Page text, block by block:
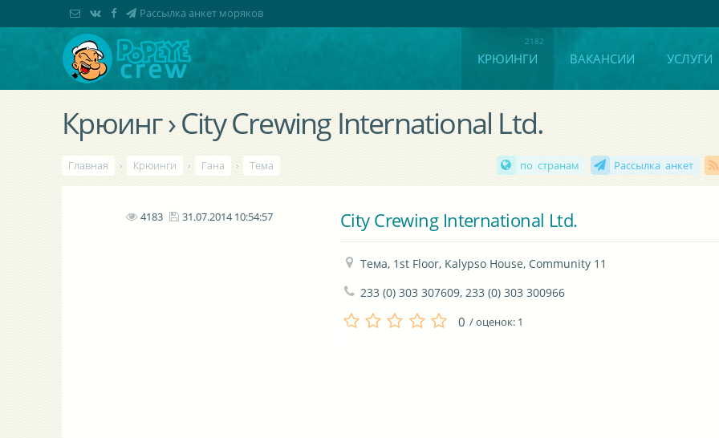
КРЮИНГИ ВАКАНСИИ УСЛУГИ
Крюинг › City Crewing International Ltd.
Главная › Крюинги › Гана › Тема по странам Рассылка анкет
4183 31.07.2014 10:54:57 City Crewing International Ltd.
Тема, 1st Floor, Kalypso House, Community 11
233 (0) 303 307609, 233 (0) 303 300966
0 / оценок: 1
Рассылка анкет моряков